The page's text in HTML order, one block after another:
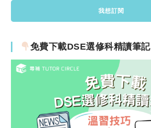
免費下載DSE選修科精讀筆記